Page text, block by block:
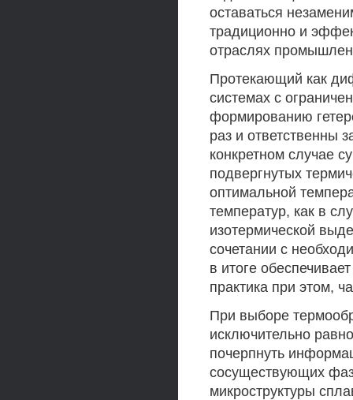
оставаться
традиционно и
отраслях
Протекающий как
системах с
формированию
раз и ответственны
конкретном случае
подвергнутых
оптимальной
температур, как в
изотермической
сочетании с
в итоге
практика при этом,
При выборе
исключительно
почерпнуть
сосуществующих
микроструктуры